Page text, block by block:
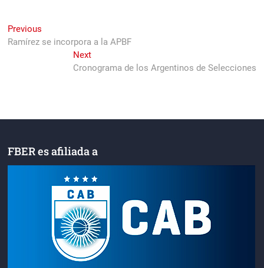
Navegación
de
Previous
post:
Ramírez se incorpora a la APBF
NextNext
post:
Cronograma de los Argentinos de Selecciones
FBER es afiliada a